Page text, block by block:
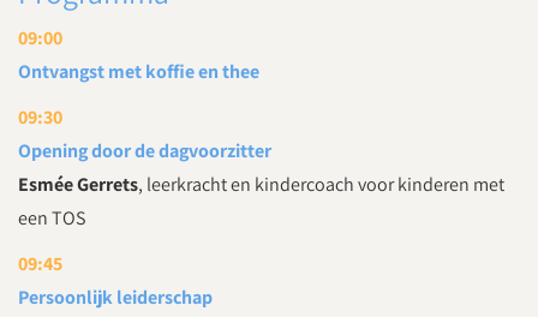
09:00
Ontvangst met koffie en thee
09:30
Opening door de dagvoorzitter
Esmée Gerrets, leerkracht en kindercoach voor kinderen met
een TOS
09:45
Persoonlijk leiderschap